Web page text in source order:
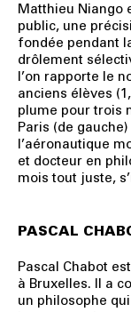
Matthieu Niango
public, une
fondée pendant
drôlement
l’on rapporte le
anciens élèves
plume pour trois
Paris (de
l’aéronautique
et docteur en
mois tout juste,
PASCAL
Pascal Chabot
à Bruxelles. Il a
un philosophe